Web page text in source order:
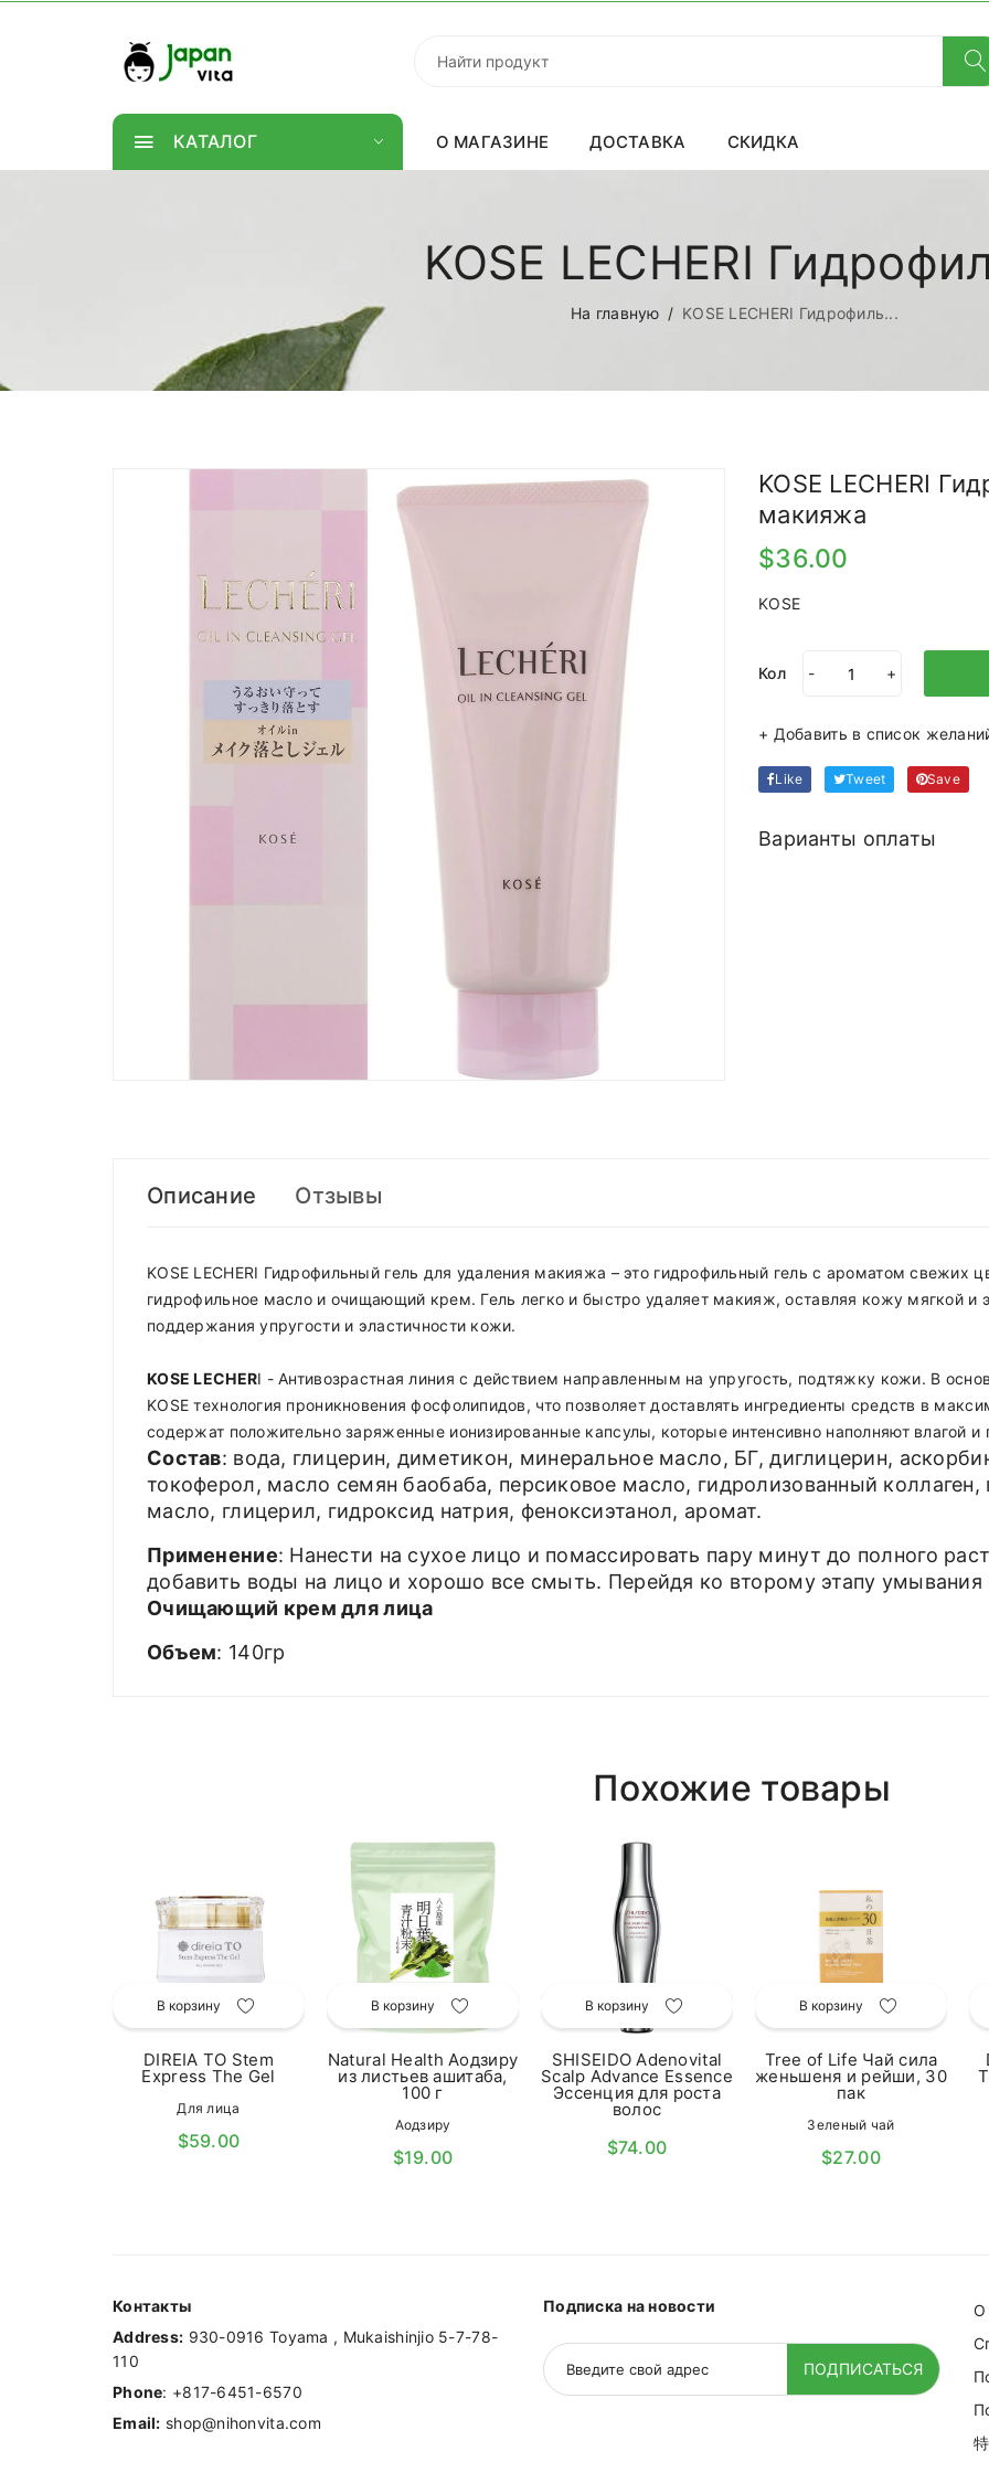
КАТАЛОГ О МАГАЗИНЕ ДОСТАВКА СКИДКА
KOSE LECHERI
На главную KOSE LECHERI Гидрофиль...
KOSE LECHERI
макияжа
$36.00
KOSE
Кол - +
+ Добавить в список
Like Tweet Save
Варианты оплаты
Описание Отзывы
KOSE LECHERI Гидрофильный гель для удаления макияжа – это гидрофильный гель с ароматом свежих
гидрофильное масло и очищающий крем. Гель легко и быстро удаляет макияж, оставляя кожу мягкой и
поддержания упругости и эластичности кожи.
KOSE LECHERI - Антивозрастная линия с действием направленным на упругость, подтяжку кожи. В
KOSE технология проникновения фосфолипидов, что позволяет доставлять ингредиенты средств в
содержат положительно заряженные ионизированные капсулы, которые интенсивно наполняют влагой и
Состав: вода, глицерин, диметикон, минеральное масло, БГ, диглицерин,
токоферол, масло семян баобаба, персиковое масло, гидролизованный коллаген,
масло, глицерил, гидроксид натрия, феноксиэтанол, аромат.
Применение: Нанести на сухое лицо и помассировать пару минут до полного
добавить воды на лицо и хорошо все смыть. Перейдя ко второму этапу умывания
Очищающий крем для лица
Объем: 140гр
Похожие товары
В корзину
DIREIA TO Stem
Express The Gel
Для лица
$59.00
В корзину
Natural Health Аодзиру
из листьев ашитаба,
100 г
Аодзиру
$19.00
В корзину
SHISEIDO Adenovital
Scalp Advance Essence
Эссенция для роста
волос
$74.00
В корзину
Tree of Life Чай сила
женьшеня и рейши, 30
пак
Зеленый чай
$27.00
Контакты
Address: 930-0916 Toyama , Mukaishinjio 5-7-78-
110
Phone: +817-6451-6570
Email: shop@nihonvita.com
Подписка на новости
ПОДПИСАТЬСЯ
О